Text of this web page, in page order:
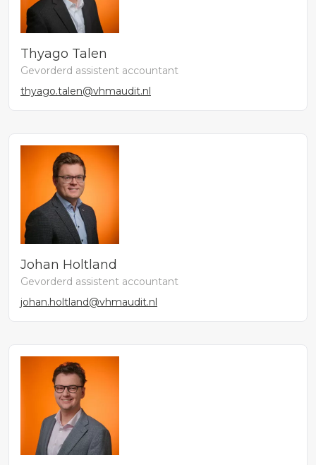
Thyago Talen
Gevorderd assistent accountant
thyago.talen@vhmaudit.nl
Johan Holtland
Gevorderd assistent accountant
johan.holtland@vhmaudit.nl